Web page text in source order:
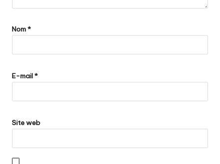
Nom*
E-mail*
Site web